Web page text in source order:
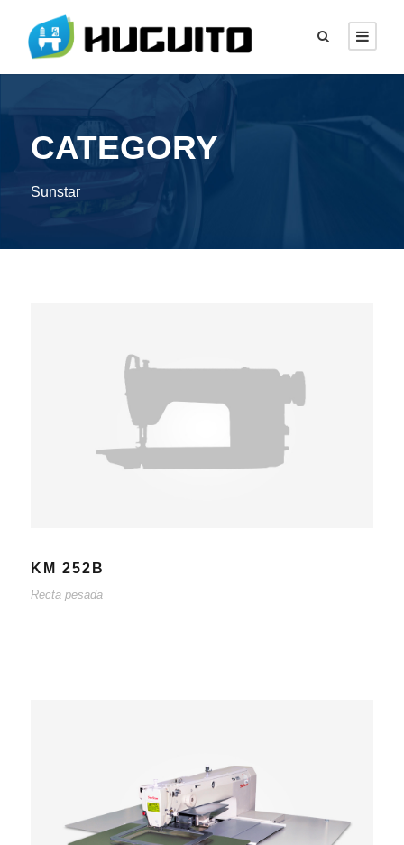
CATEGORY
Sunstar
KM 252B
Recta pesada